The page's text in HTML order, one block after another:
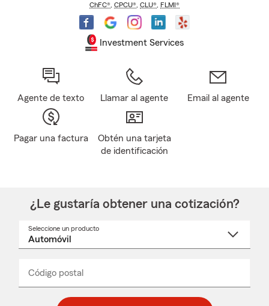
ChFC® CPCU® CLU® FLMI®
Investment Services
Agente de texto Llamar al agente Email al agente
Pagar una factura
Obtén una tarjeta
de identificación
¿Le gustaría obtener una cotización?
Seleccione un producto
desplegable
Código postal
_____